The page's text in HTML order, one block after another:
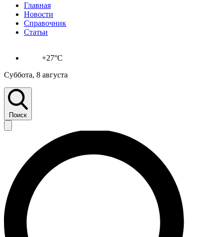
Главная
Новости
Справочник
Статьи
+27°C
Суббота, 8 августа
Поиск